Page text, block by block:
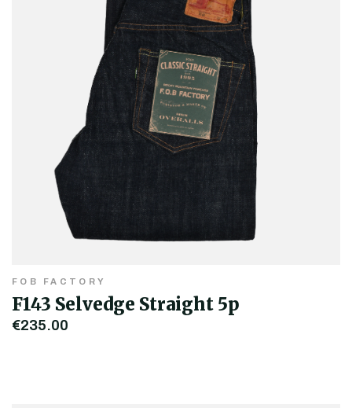
FOB FACTORY
F143 Selvedge Straight 5p
€235,00